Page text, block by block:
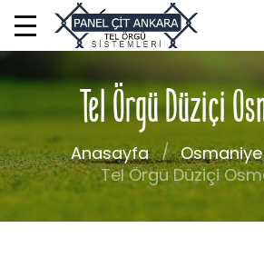
Tel Örgü Düziçi
Anasayfa Osmaniye
Tel Örgü Düziçi